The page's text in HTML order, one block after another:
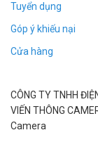
Tuyển dụng
Góp ý khiếu nại
Cửa hàng
CÔNG TY TNHH
VIẾN THÔNG
Camera